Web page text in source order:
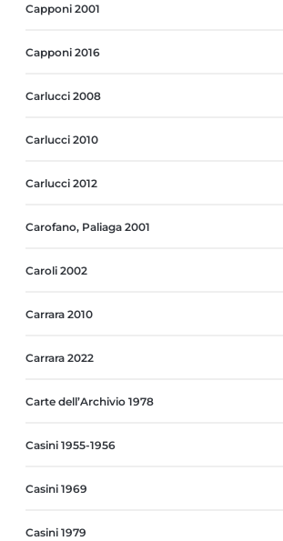
Capponi 2001
Capponi 2016
Carlucci 2008
Carlucci 2010
Carlucci 2012
Carofano, Paliaga 2001
Caroli 2002
Carrara 2010
Carrara 2022
Carte dell’Archivio 1978
Casini 1955-1956
Casini 1969
Casini 1979